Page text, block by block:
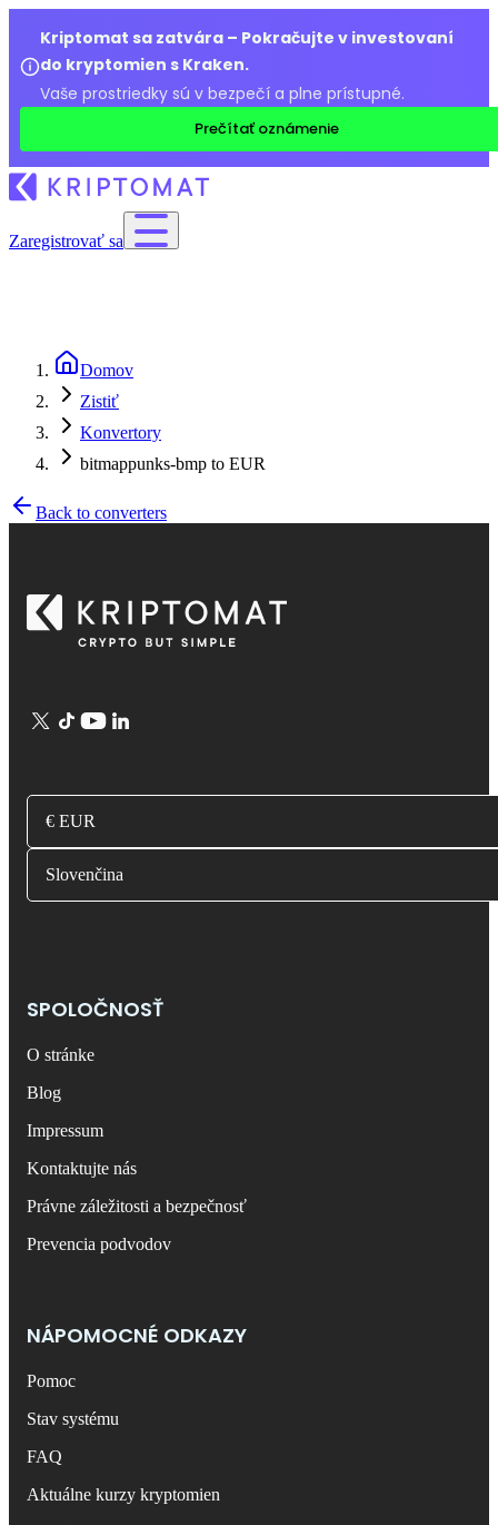
Kriptomat sa zatvára – Pokračujte v investovaní
do kryptomien s Kraken.
Vaše prostriedky sú v bezpečí a plne prístupné.
Prečítať oznámenie
Zaregistrovať sa
Domov
Zistiť
Konvertory
bitmappunks-bmp to EUR
Back to converters
€ EUR
Slovenčina
SPOLOČNOSŤ
O stránke
Blog
Impressum
Kontaktujte nás
Právne záležitosti a bezpečnosť
Prevencia podvodov
NÁPOMOCNÉ ODKAZY
Pomoc
Stav systému
FAQ
Aktuálne kurzy kryptomien